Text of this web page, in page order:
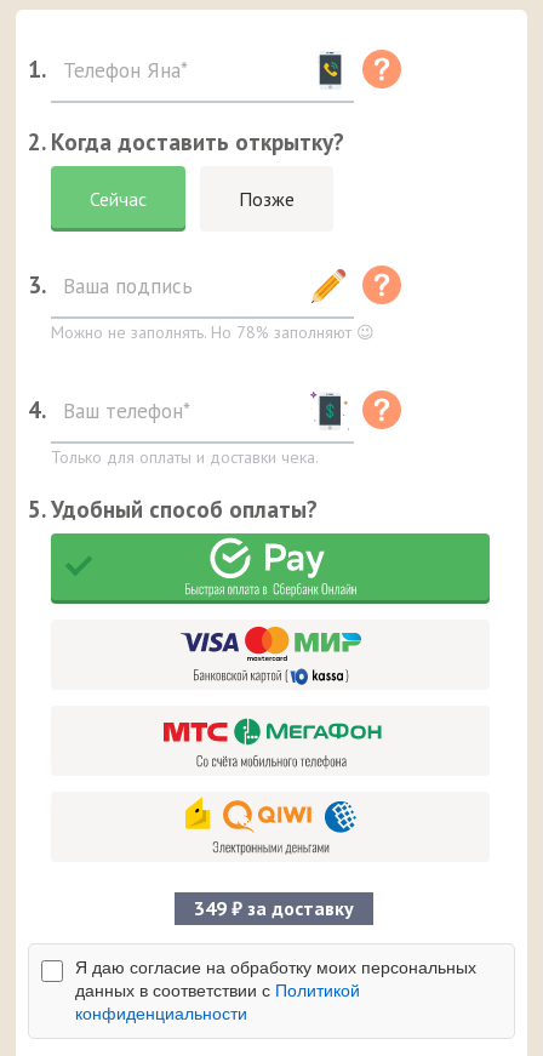
1.
2. Когда доставить открытку?
Сейчас Позже
3.
Можно не заполнять. Но 78% заполняют 😉
4.
Только для оплаты и доставки чека.
5. Удобный способ оплаты?
349 ₽ за доставку
Я даю согласие на обработку моих персональных
данных в соответствии с Политикой
конфиденциальности